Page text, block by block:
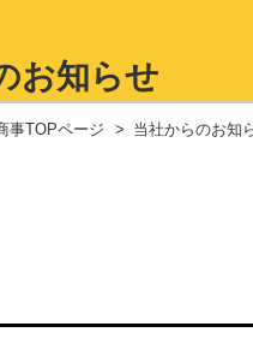
お知らせ
事TOPページ 当社からのお知